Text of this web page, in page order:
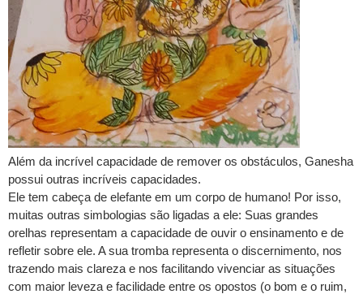
Além da incrível capacidade de remover os obstáculos, Ganesha
possui outras incríveis capacidades.
Ele tem cabeça de elefante em um corpo de humano! Por isso,
muitas outras simbologias são ligadas a ele: Suas grandes
orelhas representam a capacidade de ouvir o ensinamento e de
refletir sobre ele. A sua tromba representa o discernimento, nos
trazendo mais clareza e nos facilitando vivenciar as situações
com maior leveza e facilidade entre os opostos (o bom e o ruim,